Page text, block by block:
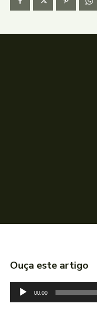
Ouça este artigo
o
00:00